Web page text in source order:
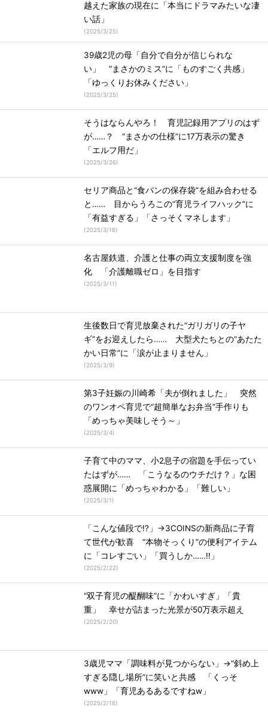
越えた家族の現在に「本当にドラマみたいな凄
い話」
(2025/3/25)
39歳2児の母「自分で自分が信じられな
い」 “まさかのミス”に「ものすごく共感」
「ゆっくりお休みください」
(2025/3/25)
そうはならんやろ！ 育児記録用アプリのはず
が……？ “まさかの仕様”に17万表示の驚き
「エルフ用だ」
(2025/3/26)
セリア商品と“食パンの保存袋”を組み合わせる
と…… 目からうろこの“育児ライフハック”に
「有益すぎる」「さっそくマネします」
(2025/3/16)
名古屋鉄道、介護と仕事の両立支援制度を強
化 「介護離職ゼロ」を目指す
(2025/3/11)
生後数日で育児放棄された“ガリガリの子ヤ
ギ”をお迎えしたら…… 大型犬たちとの“あたた
かい日常”に「涙が止まりません」
(2025/3/9)
第3子妊娠の川崎希「夫が倒れました」 突然
のワンオペ育児で“超簡単なお弁当”手作りも
「めっちゃ美味しそう～」
(2025/3/4)
子育て中のママ、小2息子の宿題を手伝ってい
たはずが…… 「こうなるのウチだけ？」な困
惑展開に「めっちゃわかる」「難しい」
(2025/3/1)
「こんな値段で!?」→3COINSの新商品に子育
て世代が歓喜 “本物そっくり”の便利アイテム
に「コレすごい」「買うしか……!!」
(2025/2/22)
“双子育児の醍醐味”に「かわいすぎ」「貴
重」 幸せが詰まった光景が50万表示超え
(2025/2/20)
3歳児ママ「調味料が見つからない」→“斜め上
すぎる隠し場所”に笑いと共感 「くっそ
www」「育児あるあるですねw」
(2025/2/16)